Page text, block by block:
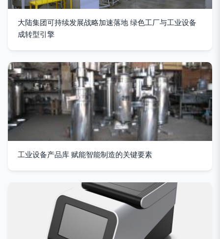
大陆集团可持续发展战略加速落地 绿色工厂与工业设备
成转型引擎
工业设备产品库 赋能智能制造的关键要素